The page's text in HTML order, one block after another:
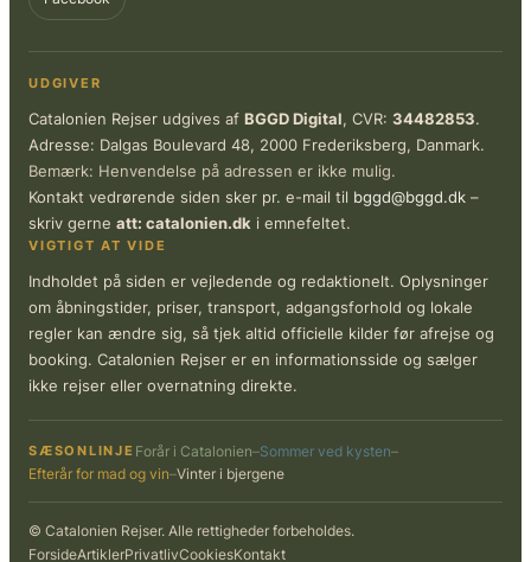
UDGIVER
Catalonien Rejser udgives af BGGD Digital, CVR: 34482853.
Adresse: Dalgas Boulevard 48, 2000 Frederiksberg, Danmark.
Bemærk: Henvendelse på adressen er ikke mulig.
Kontakt vedrørende siden sker pr. e-mail til bggd@bggd.dk –
skriv gerne att: catalonien.dk i emnefeltet.
VIGTIGT AT VIDE
Indholdet på siden er vejledende og redaktionelt. Oplysninger
om åbningstider, priser, transport, adgangsforhold og lokale
regler kan ændre sig, så tjek altid officielle kilder før afrejse og
booking. Catalonien Rejser er en informationsside og sælger
ikke rejser eller overnatning direkte.
SÆSONLINJE Forår i Catalonien–Sommer ved kysten–
Efterår for mad og vin–Vinter i bjergene
© Catalonien Rejser. Alle rettigheder forbeholdes.
ForsideArtiklerPrivatlivCookiesKontakt